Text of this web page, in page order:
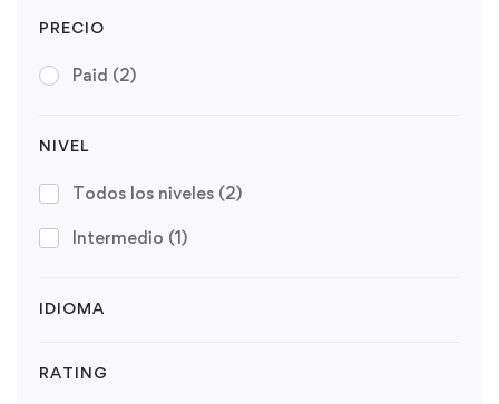
PRECIO
Paid (2)
NIVEL
Todos los niveles (2)
Intermedio (1)
IDIOMA
RATING